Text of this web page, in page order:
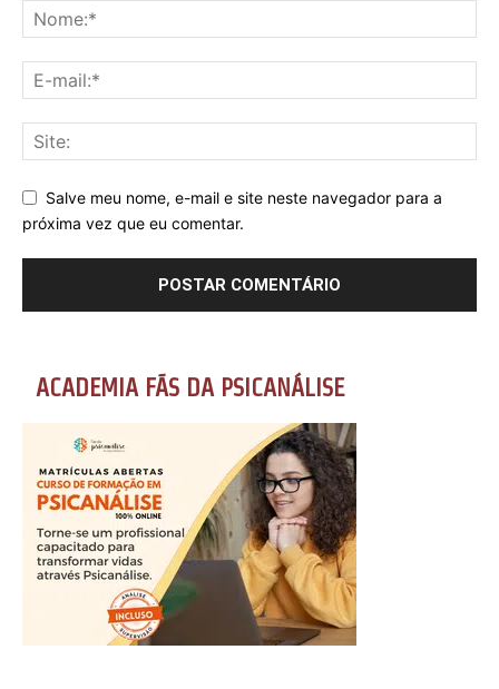
Salve meu nome, e-mail e site neste navegador para a
próxima vez que eu comentar.
ACADEMIA FÃS DA PSICANÁLISE